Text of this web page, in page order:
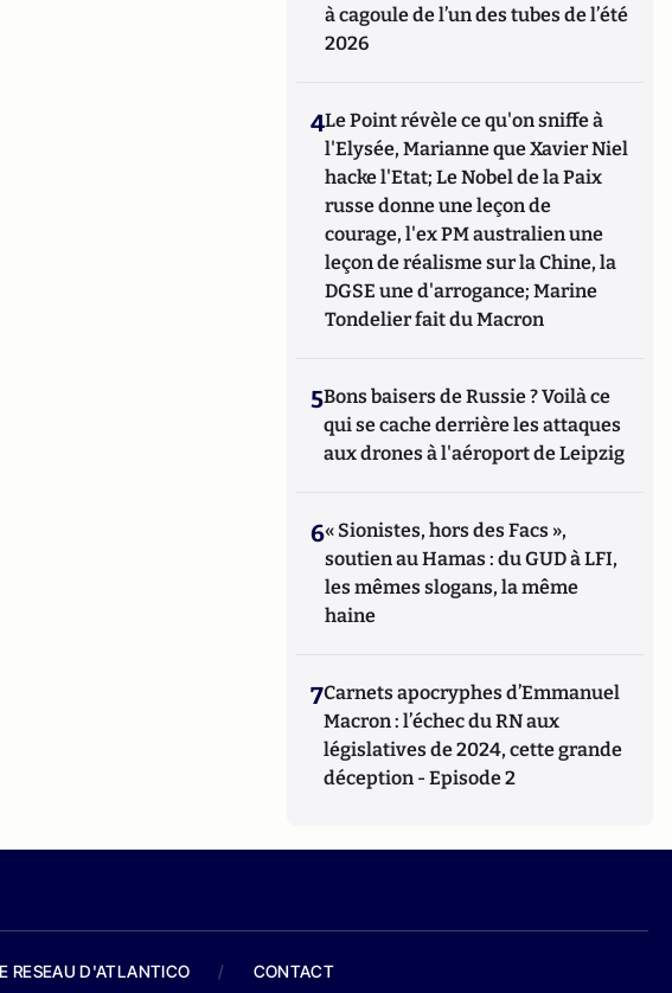
à cagoule de l’un des tubes de l’été
2026
4Le Point révèle ce qu'on sniffe à
l'Elysée, Marianne que Xavier Niel
hacke l'Etat; Le Nobel de la Paix
russe donne une leçon de
courage, l'ex PM australien une
leçon de réalisme sur la Chine, la
DGSE une d'arrogance; Marine
Tondelier fait du Macron
5Bons baisers de Russie ? Voilà ce
qui se cache derrière les attaques
aux drones à l'aéroport de Leipzig
6« Sionistes, hors des Facs »,
soutien au Hamas : du GUD à LFI,
les mêmes slogans, la même
haine
7Carnets apocryphes d’Emmanuel
Macron : l’échec du RN aux
législatives de 2024, cette grande
déception - Episode 2
RESEAU D'ATLANTICO / CONTACT